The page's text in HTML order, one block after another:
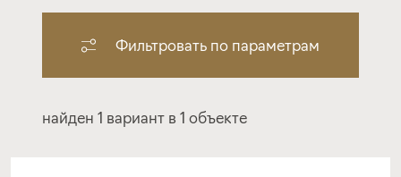
Фильтровать по параметрам
найден 1 вариант в 1 объекте